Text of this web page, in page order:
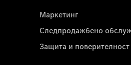
Маркетинг
Следпродажбено
Защита и поверителност